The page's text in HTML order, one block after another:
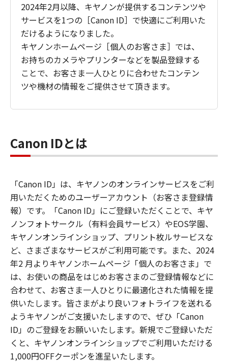
2024年2月以降、キヤノンが提供するコンテンツや
サービスを1つの［Canon ID］で快適にご利用いた
だけるようになりました。
キヤノンホームページ［個人のお客さま］では、
お持ちのカメラやプリンターなどを製品登録する
ことで、お客さま一人ひとりに合わせたコンテン
ツや機材の情報をご提供させて頂きます。
Canon IDとは
「Canon ID」は、キヤノンのオンラインサービスをご利
用いただくためのユーザーアカウント（お客さま登録情
報）です。「Canon ID」にご登録いただくことで、キヤ
ノンフォトサークル（有料会員サービス）やEOS学園、
キヤノンオンラインショップ、プリント枚ルサービスな
ど、さまざまなサービスがご利用可能です。また、2024
年2 月よりキヤノンホームページ「個人のお客さま」で
は、お使いの商品をはじめお客さまのご登録情報などに
合わせて、お客さま一人ひとりに最適化された情報を提
供いたします。皆さまがより良いフォトライフを送れる
ようキヤノンがご支援いたしますので、ぜひ「Canon
ID」のご登録をお願いいたします。新規でご登録いただ
くと、キヤノンオンラインショップでご利用いただける
1,000円OFFクーポンを進呈いたします。